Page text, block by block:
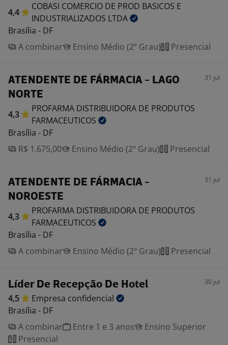
4,4
COBASI COMERCIO DE PROD BASICOS E
INDUSTRIALIZADOS LTDA
Brasília - DF
A combinar
Ensino Médio (2º Grau) Presencial
ATENDENTE DE FÁRMACIA - LAGO
NORTE
31 jul
4,3
PROFARMA DISTRIBUIDORA DE PRODUTOS
FARMACEUTICOS
Brasília - DF
R$ 1.675,00
Ensino Médio (2º Grau) Presencial
ATENDENTE DE FÁRMACIA -
NOROESTE
31 jul
4,3
PROFARMA DISTRIBUIDORA DE PRODUTOS
FARMACEUTICOS
Brasília - DF
A combinar
Ensino Médio (2º Grau) Presencial
Líder De Recepção De Hotel 30 jul
4,5 Empresa confidencial
Brasília - DF
A combinar
Entre 1 e 3 anos
Ensino Superior
Presencial